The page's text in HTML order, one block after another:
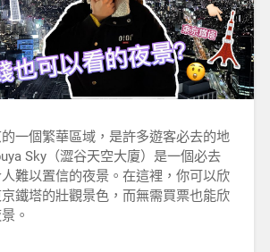
一個繁華區域，是許多遊客必去的地
Sky（澀谷天空大廈）是一個必去
難以置信的夜景。在這裡，你可以欣
鐵塔的壯觀景色，而無需買票也能欣
。